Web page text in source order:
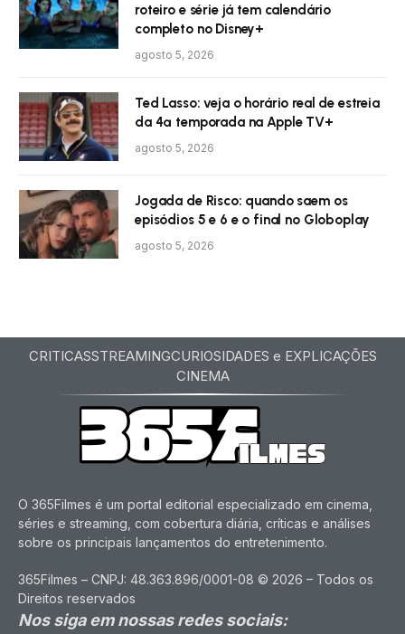
roteiro e série já tem calendário
completo no Disney+
agosto 5, 2026
Ted Lasso: veja o horário real de estreia
da 4ª temporada na Apple TV+
agosto 5, 2026
Jogada de Risco: quando saem os
episódios 5 e 6 e o final no Globoplay
agosto 5, 2026
CRITICASSTREAMINGCURIOSIDADES e EXPLICAÇÕES
CINEMA
O 365Filmes é um portal editorial especializado em cinema,
séries e streaming, com cobertura diária, críticas e análises
sobre os principais lançamentos do entretenimento.
365Filmes – CNPJ: 48.363.896/0001-08 © 2026 – Todos os
Direitos reservados
Nos siga em nossas redes sociais: